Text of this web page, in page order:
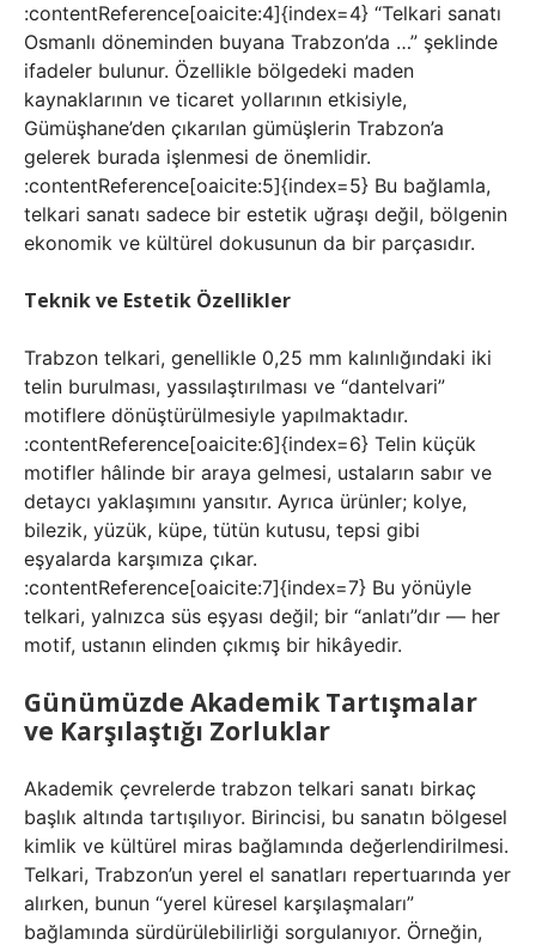
:contentReference[oaicite:4]{index=4} “Telkari sanatı
Osmanlı döneminden buyana Trabzon’da …” şeklinde
ifadeler bulunur. Özellikle bölgedeki maden
kaynaklarının ve ticaret yollarının etkisiyle,
Gümüşhane’den çıkarılan gümüşlerin Trabzon’a
gelerek burada işlenmesi de önemlidir.
:contentReference[oaicite:5]{index=5} Bu bağlamla,
telkari sanatı sadece bir estetik uğraşı değil, bölgenin
ekonomik ve kültürel dokusunun da bir parçasıdır.
Teknik ve Estetik Özellikler
Trabzon telkari, genellikle 0,25 mm kalınlığındaki iki
telin burulması, yassılaştırılması ve “dantelvari”
motiflere dönüştürülmesiyle yapılmaktadır.
:contentReference[oaicite:6]{index=6} Telin küçük
motifler hâlinde bir araya gelmesi, ustaların sabır ve
detaycı yaklaşımını yansıtır. Ayrıca ürünler; kolye,
bilezik, yüzük, küpe, tütün kutusu, tepsi gibi
eşyalarda karşımıza çıkar.
:contentReference[oaicite:7]{index=7} Bu yönüyle
telkari, yalnızca süs eşyası değil; bir “anlatı”dır — her
motif, ustanın elinden çıkmış bir hikâyedir.
Günümüzde Akademik Tartışmalar
ve Karşılaştığı Zorluklar
Akademik çevrelerde trabzon telkari sanatı birkaç
başlık altında tartışılıyor. Birincisi, bu sanatın bölgesel
kimlik ve kültürel miras bağlamında değerlendirilmesi.
Telkari, Trabzon’un yerel el sanatları repertuarında yer
alırken, bunun “yerel küresel karşılaşmaları”
bağlamında sürdürülebilirliği sorgulanıyor. Örneğin,